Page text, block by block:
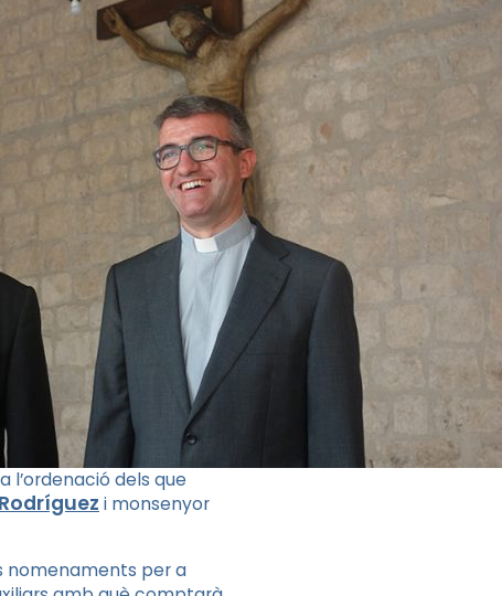
l’ordenació dels que
Rodríguez i monsenyor
nomenaments per a